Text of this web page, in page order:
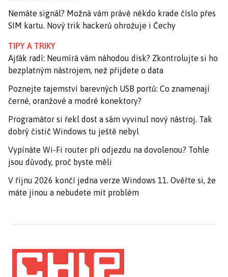
Nemáte signál? Možná vám právě někdo krade číslo přes
SIM kartu. Nový trik hackerů ohrožuje i Čechy
TIPY A TRIKY
Ajťák radí: Neumírá vám náhodou disk? Zkontrolujte si ho
bezplatným nástrojem, než přijdete o data
Poznejte tajemství barevných USB portů: Co znamenají
černé, oranžové a modré konektory?
Programátor si řekl dost a sám vyvinul nový nástroj. Tak
dobrý čistič Windows tu ještě nebyl
Vypínáte Wi-Fi router při odjezdu na dovolenou? Tohle
jsou důvody, proč byste měli
V říjnu 2026 končí jedna verze Windows 11. Ověřte si, že
máte jinou a nebudete mít problém